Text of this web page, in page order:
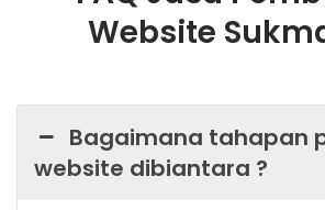
Website
Bagaimana tahapan
website dibiantara ?